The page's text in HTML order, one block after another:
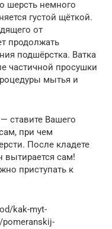
шерсть немного
густой щёткой.
от
продолжать
подшёрстка. Ватка
частичной просушки
мытья и
ставите Вашего
при чем
После кладете
вытирается сам!
приступать к
kak-myt-
/pomeranskij-